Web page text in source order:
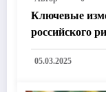
Ключевые
российского
Технологии,
тренды
05.03.2025